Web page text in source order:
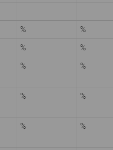
%
%
%
%
% %
% %
% %